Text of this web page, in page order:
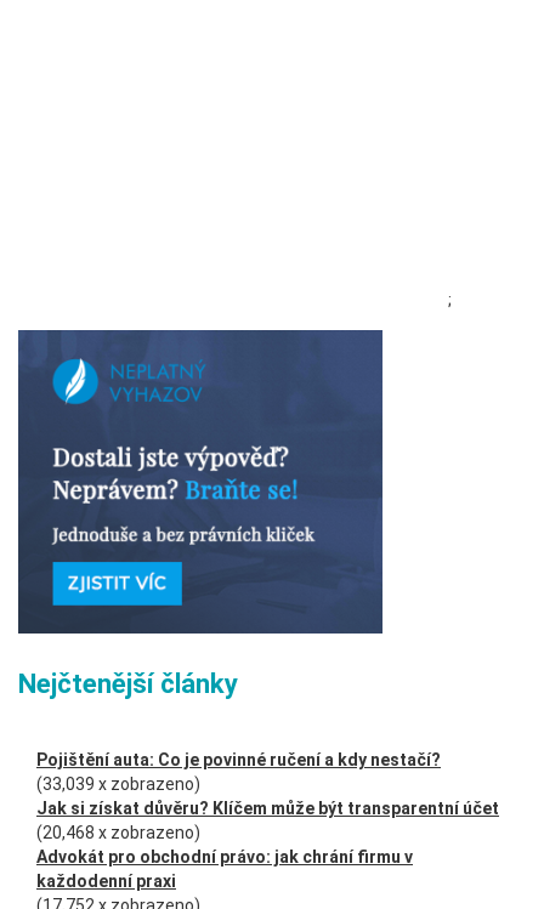
;
Nejčtenější články
Pojištění auta: Co je povinné ručení a kdy nestačí?
(33,039 x zobrazeno)
Jak si získat důvěru? Klíčem může být transparentní účet
(20,468 x zobrazeno)
Advokát pro obchodní právo: jak chrání firmu v
každodenní praxi